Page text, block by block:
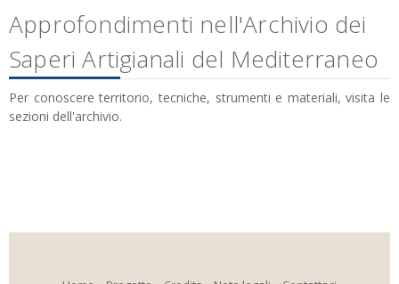
Approfondimenti nell'Archivio dei
Saperi Artigianali del Mediterraneo
Per conoscere territorio, tecniche, strumenti e materiali, visita le
sezioni dell'archivio.